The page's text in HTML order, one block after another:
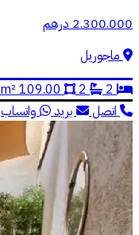
2.300.000 درهم
ماجوريل
اتصل
بريد واتساب